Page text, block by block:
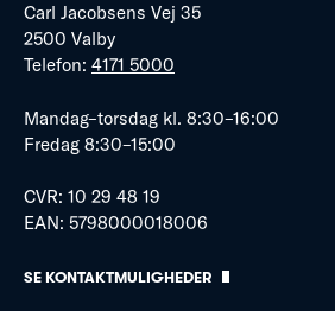
Carl Jacobsens Vej 35
2500 Valby
Telefon: 4171 5000
Mandag–torsdag kl. 8:30–16:00
Fredag 8:30–15:00
CVR: 10 29 48 19
EAN: 5798000018006
SE KONTAKTMULIGHEDER